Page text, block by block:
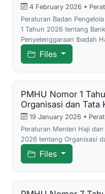
4 February 2026 •
Peraturan Badan
1 Tahun 2026 tentang
Penyelenggaraan Ibadah
Files
PMHU Nomor 1
Organisasi dan Tata
19 January 2026 •
Peraturan Menteri Haji
2026 tentang Organisasi
Files